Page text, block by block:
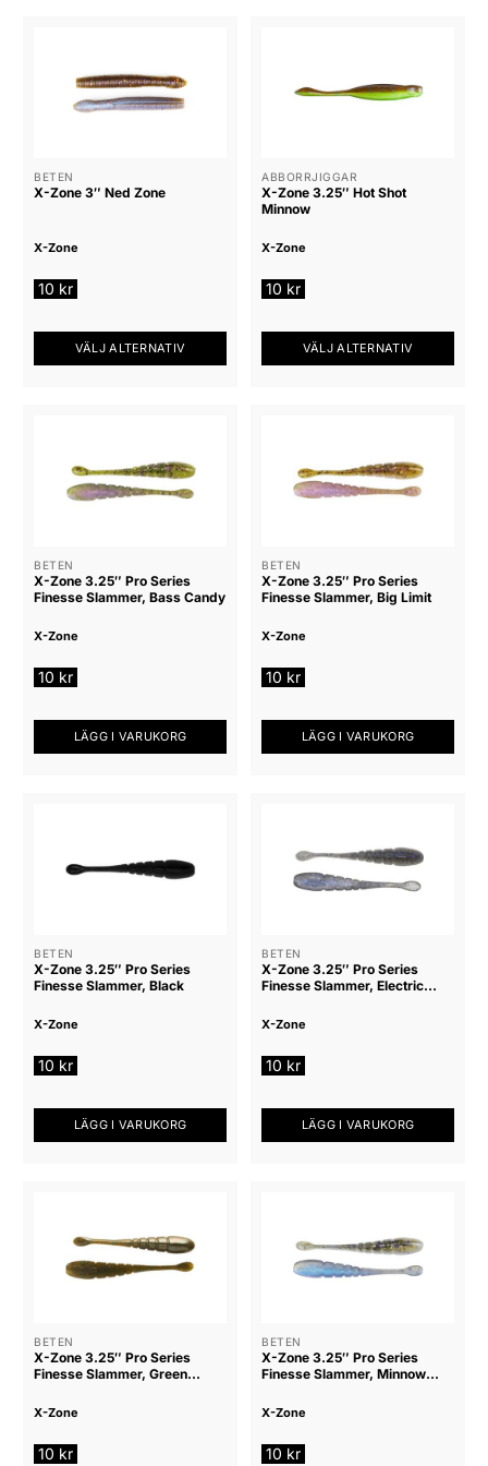
BETEN
X-Zone 3″ Ned Zone
X-Zone
10 kr
VÄLJ ALTERNATIV
varianter.
alternativen
kan
väljas
ABBORRJIGGAR
X-Zone 3.25″ Hot Shot
Minnow
X-Zone
10 kr
VÄLJ ALTERNATIV
varianter.
alternativen
kan
väljas
BETEN
X-Zone 3.25″ Pro Series
Finesse Slammer, Bass Candy
X-Zone
10 kr
LÄGG I VARUKORG
BETEN
X-Zone 3.25″ Pro Series
Finesse Slammer, Big Limit
X-Zone
10 kr
LÄGG I VARUKORG
BETEN
X-Zone 3.25″ Pro Series
Finesse Slammer, Black
X-Zone
10 kr
LÄGG I VARUKORG
BETEN
X-Zone 3.25″ Pro Series
Finesse Slammer, Electric
X-Zone
10 kr
LÄGG I VARUKORG
BETEN
X-Zone 3.25″ Pro Series
Finesse Slammer, Green
X-Zone
10 kr
BETEN
X-Zone 3.25″ Pro Series
Finesse Slammer, Minnow
X-Zone
10 kr